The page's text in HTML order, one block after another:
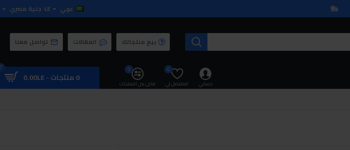
عربي LE جنية مصري
بيع منتجاتك المقالات تواصل معنا
حسابي المفضل لي
0
قارن بين المنتجات
0
0 منتجات - 0.00LE